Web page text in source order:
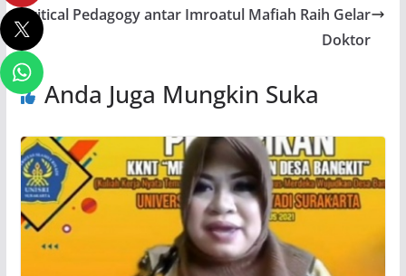
Critical Pedagogy antar Imroatul Mafiah Raih Gelar
Doktor
Anda Juga Mungkin Suka